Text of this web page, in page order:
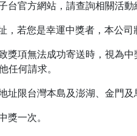
台官方網站，請查詢相關活動
，若您是幸運中獎者，本公
獎項無法成功寄送時，視為
任何請求。
址限台灣本島及澎湖、金門及
獎一次。